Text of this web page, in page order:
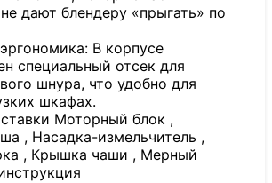
дают блендеру «прыгать» по
В корпусе
специальный отсек для
шнура, что удобно для
шкафах.
Моторный блок ,
, Насадка-измельчитель ,
, Крышка чаши , Мерный